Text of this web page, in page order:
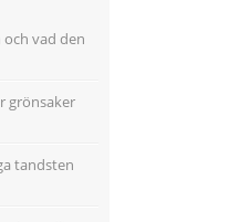
vad den
grönsaker
tandsten